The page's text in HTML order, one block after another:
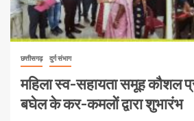
छत्तीसगढ़ दुर्ग संभाग
महिला स्व-सहायता समूह कौशल
बघेल के कर-कमलों द्वारा‌ शुभारंभ